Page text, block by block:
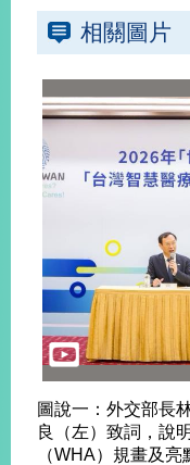
相關圖片
圖說一：外交部長
良（左）致詞，說
（WHA）規畫及